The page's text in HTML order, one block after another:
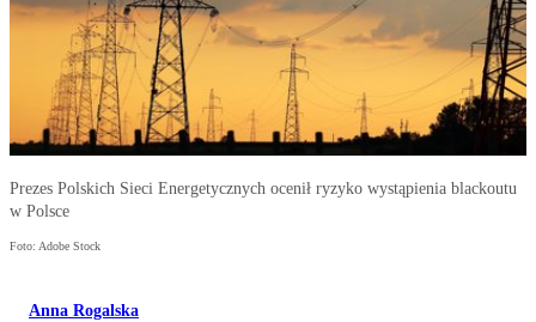
Prezes Polskich Sieci Energetycznych ocenił ryzyko wystąpienia blackoutu
w Polsce
Foto: Adobe Stock
Anna Rogalska